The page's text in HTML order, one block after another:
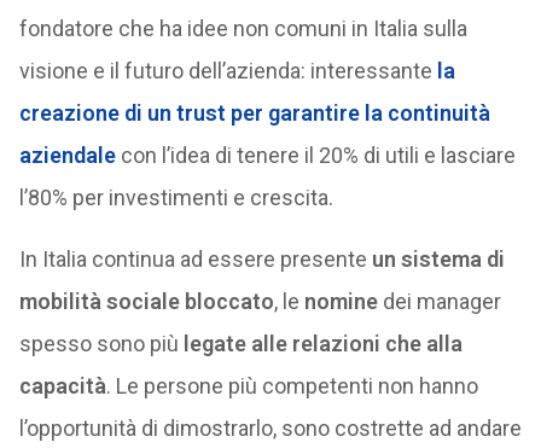
fondatore che ha idee non comuni in Italia sulla
visione e il futuro dell’azienda: interessante la
creazione di un trust per garantire la continuità
aziendalecon l’idea di tenere il 20% di utili e lasciare
l’80% per investimenti e crescita.
In Italia continua ad essere presente un sistema di
mobilità sociale bloccato, le nominedei manager
spesso sono più legate alle relazioni che alla
capacità. Le persone più competenti non hanno
l’opportunità di dimostrarlo, sono costrette ad andare